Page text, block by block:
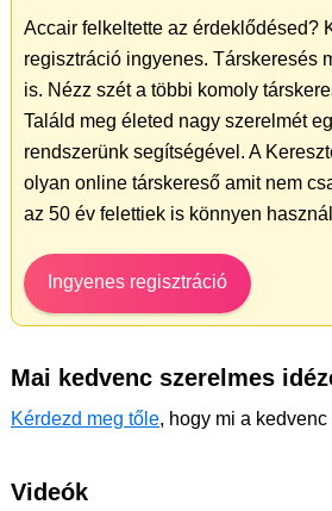
Accair felkeltette az érdeklődésed?
regisztráció ingyenes. Társkeresés
is. Nézz szét a többi komoly
Találd meg életed nagy szerelmét
rendszerünk segítségével. A
olyan online társkereső amit nem
az 50 év felettiek is könnyen
Ingyenes regisztráció
Mai kedvenc szerelmes
Kérdezd meg tőle, hogy mi a
Videók